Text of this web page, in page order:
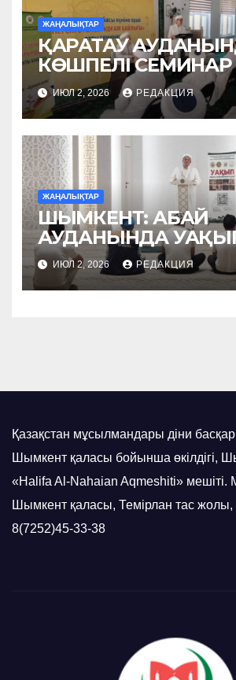
ЖАҢАЛЫҚТАР
ҚАРАТАУ
КӨШПЕЛІ СЕМИНАР
ИЮЛ 2, 2026 РЕДАКЦИЯ
ЖАҢАЛЫҚТАР
ШЫМКЕНТ: АБАЙ
АУДАНЫНДА
НАСИХАТТАЛДЫ
ИЮЛ 2, 2026 РЕДАКЦИЯ
Қазақстан мұсылмандары діни
Шымкент қаласы бойынша өкілдігі,
«Halifa Al-Nahaian Aqmeshiti»
Шымкент қаласы, Темірлан тас жолы,
8(7252)45-33-38